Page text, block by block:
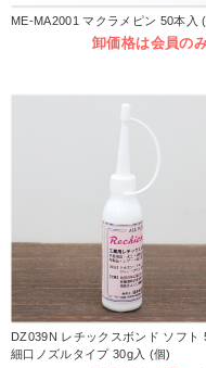
ME-MA2001 マクラメピン 50本入
卸価格は会員の
DZ039N レチックスボンド ソフト
細口ノズルタイプ 30g入 (個)